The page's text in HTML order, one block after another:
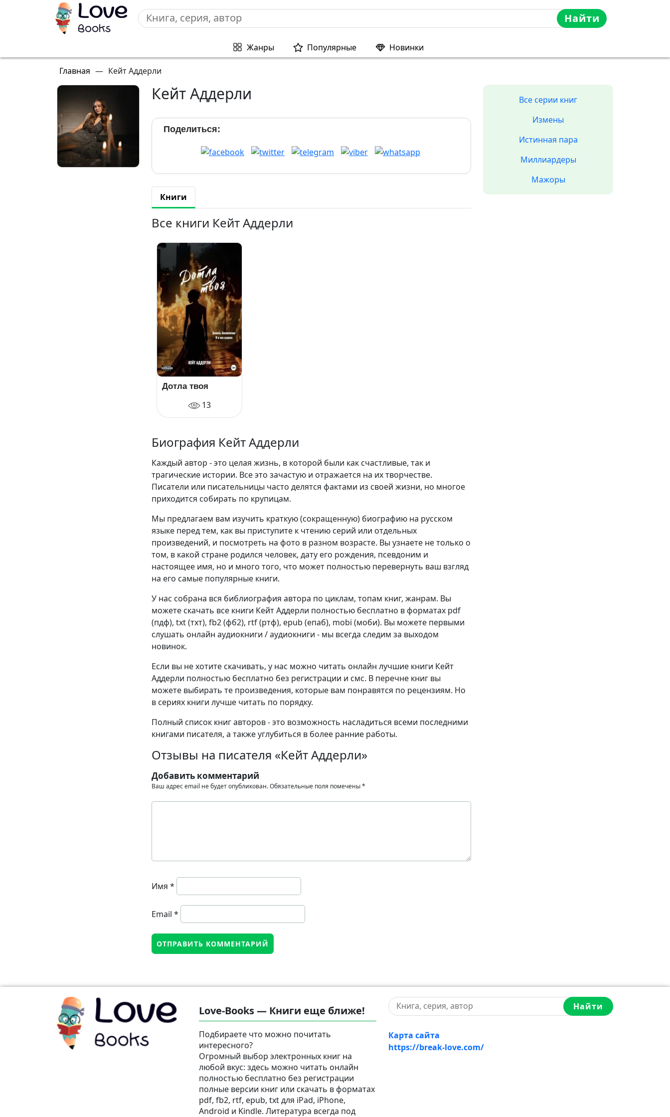
Найти
Жанры Популярные Новинки
Главная — Кейт Аддерли
Кейт Аддерли
Поделиться:
Книги
Все книги Кейт Аддерли
Дотла твоя
13
Биография Кейт Аддерли
Каждый автор - это целая жизнь, в которой были как счастливые, так и
трагические истории. Все это зачастую и отражается на их творчестве.
Писатели или писательницы часто делятся фактами из своей жизни, но многое
приходится собирать по крупицам.
Мы предлагаем вам изучить краткую (сокращенную) биографию на русском
языке перед тем, как вы приступите к чтению серий или отдельных
произведений, и посмотреть на фото в разном возрасте. Вы узнаете не только о
том, в какой стране родился человек, дату его рождения, псевдоним и
настоящее имя, но и много того, что может полностью перевернуть ваш взгляд
на его самые популярные книги.
У нас собрана вся библиография автора по циклам, топам книг, жанрам. Вы
можете скачать все книги Кейт Аддерли полностью бесплатно в форматах pdf
(пдф), txt (тхт), fb2 (фб2), rtf (ртф), epub (епаб), mobi (моби). Вы можете первыми
слушать онлайн аудиокниги / аудиокниги - мы всегда следим за выходом
новинок.
Если вы не хотите скачивать, у нас можно читать онлайн лучшие книги Кейт
Аддерли полностью бесплатно без регистрации и смс. В перечне книг вы
можете выбирать те произведения, которые вам понравятся по рецензиям. Но
в сериях книги лучше читать по порядку.
Полный список книг авторов - это возможность насладиться всеми последними
книгами писателя, а также углубиться в более ранние работы.
Отзывы на писателя «Кейт Аддерли»
Добавить комментарий
Ваш адрес email не будет опубликован.Обязательные поля помечены*
Имя *
Email *
Все серии книг
Измены
Истинная пара
Миллиардеры
Мажоры
Love-Books — Книги еще ближе!
Подбираете что можно почитать
интересного?
Огромный выбор электронных книг на
любой вкус: здесь можно читать онлайн
полностью бесплатно без регистрации
полные версии книг или скачать в форматах
pdf, fb2, rtf, epub, txt для iPad, iPhone,
Android и Kindle. Литература всегда под
Найти
Карта сайта
https://break-love.com/